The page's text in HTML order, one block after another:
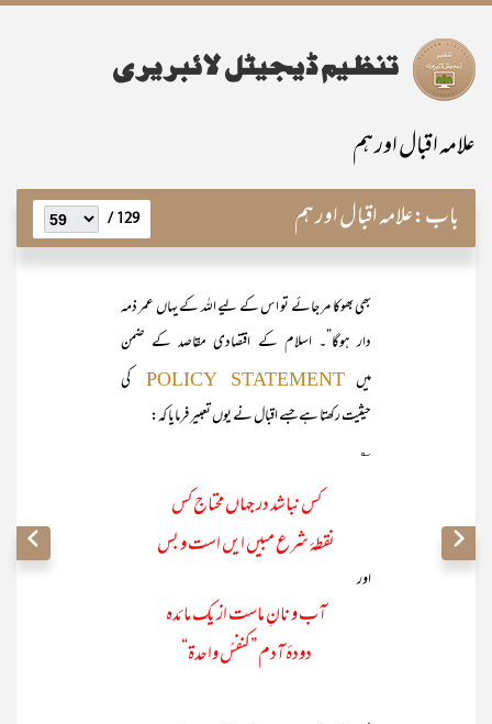
علامہ اقبال اور ہم
باب:علامہ اقبال اور ہم 129 /
بھی بھوکا مر جائے تو اس کے لیے اللہ کے یہاں عمر ذمہ
دار ہوگا”۔ اسلام کے اقتصادی مقاصد کے ضمن
میں POLICY STATEMENT
کی
حیثیت رکھتا ہے جسے اقبال نے یوں تعبیر فرمایا کہ:
؎
کس نباشد در جہاں محتاج کس
نقطۂ شرع مبیں ایں است و بس
اور
آب و نانِ ماست از یک مائدہ
دودۂ آدم ”کنفسً واحدۃ“